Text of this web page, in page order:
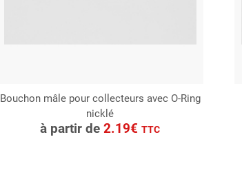
Bouchon mâle pour collecteurs avec O-Ring
nicklé
à partir de2.19€TTC
CONSULTER
Demande de devis